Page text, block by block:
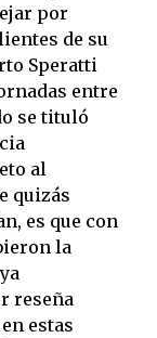
por
de su
Speratti
entre
se tituló
al
quizás
es que con
la
reseña
estas